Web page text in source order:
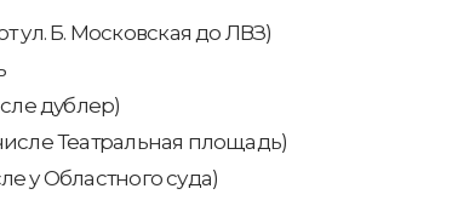
ул. Б. Московская до ЛВЗ)
дублер)
Театральная площадь)
у Областного суда)